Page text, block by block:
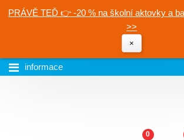
PRÁVĚ TEĎ 👉 -20 % na školní aktovky a
>>
×
informace
0